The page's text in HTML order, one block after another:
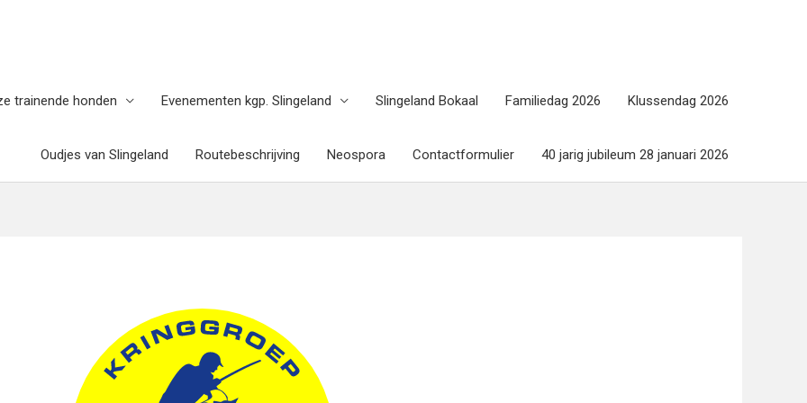
trainende honden Evenementen kgp. Slingeland Slingeland Bokaal Familiedag 2026 Klussendag 2026
Oudjes van Slingeland Routebeschrijving Neospora Contactformulier 40 jarig jubileum 28 januari 2026